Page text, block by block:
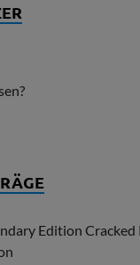
Edition Cracked